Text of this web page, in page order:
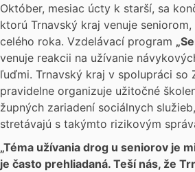
Október, mesiac úcty k starší, sa
ktorú Trnavský kraj venuje
celého roka. Vzdelávací program
venuje reakcii na užívanie
ľuďmi. Trnavský kraj v spolupráci so
pravidelne organizuje užitočné
župných zariadení sociálnych
stretávajú s takýmto rizikovým
„Téma užívania drog u seniorov je
je často prehliadaná. Teší nás, že